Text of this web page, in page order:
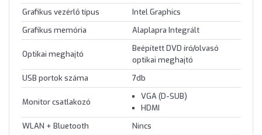
Grafikus vezérlő típus
Intel Graphics
Grafikus memória
Alaplapra Integrált
Optikai meghajtó
Beépített DVD író/olvasó
optikai meghajtó
USB portok száma
7db
Monitor csatlakozó
VGA (D-SUB)
HDMI
WLAN + Bluetooth
Nincs